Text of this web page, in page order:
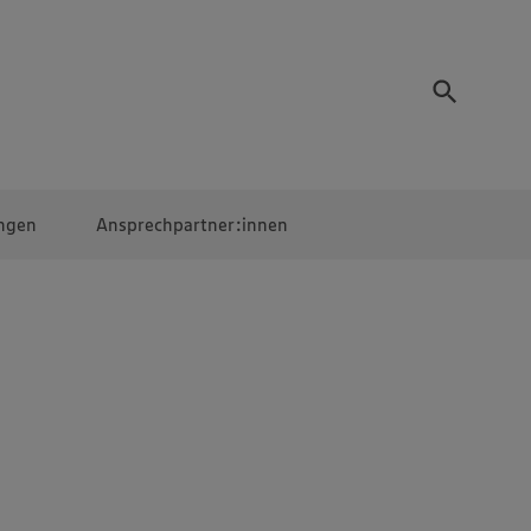
Ansprechpartner:innen